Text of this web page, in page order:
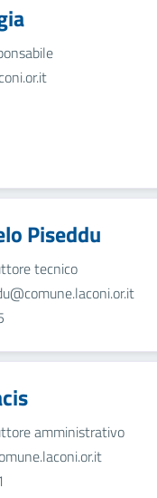
Piseddu
tecnico
amministrativo